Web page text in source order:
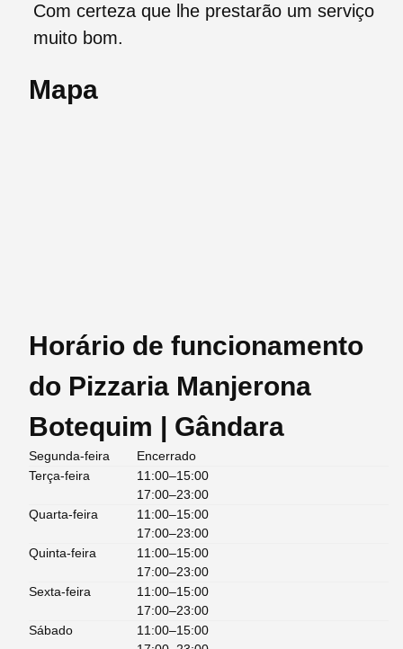
Com certeza que lhe prestarão um serviço
muito bom.
Mapa
Horário de funcionamento
do Pizzaria Manjerona
Botequim | Gândara
Segunda-feira
Encerrado
Terça-feira
11:00–15:00
17:00–23:00
Quarta-feira
11:00–15:00
17:00–23:00
Quinta-feira
11:00–15:00
17:00–23:00
Sexta-feira
11:00–15:00
17:00–23:00
Sábado
11:00–15:00